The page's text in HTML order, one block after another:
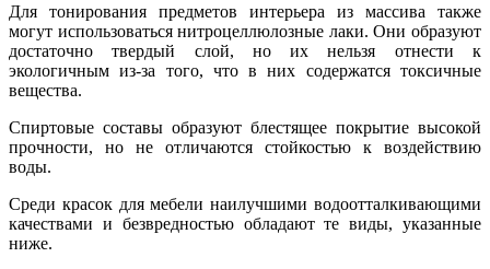
Для тонирования предметов интерьера из массива также
могут использоваться нитроцеллюлозные лаки. Они образуют
достаточно твердый слой, но их нельзя отнести к
экологичным из-за того, что в них содержатся токсичные
вещества.
Спиртовые составы образуют блестящее покрытие высокой
прочности, но не отличаются стойкостью к воздействию
воды.
Среди красок для мебели наилучшими водоотталкивающими
качествами и безвредностью обладают те виды, указанные
ниже.